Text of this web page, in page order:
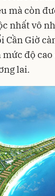
mà còn
nhất vô
Giờ
mức độ
lai.